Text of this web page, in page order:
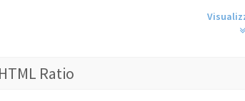
Ratio